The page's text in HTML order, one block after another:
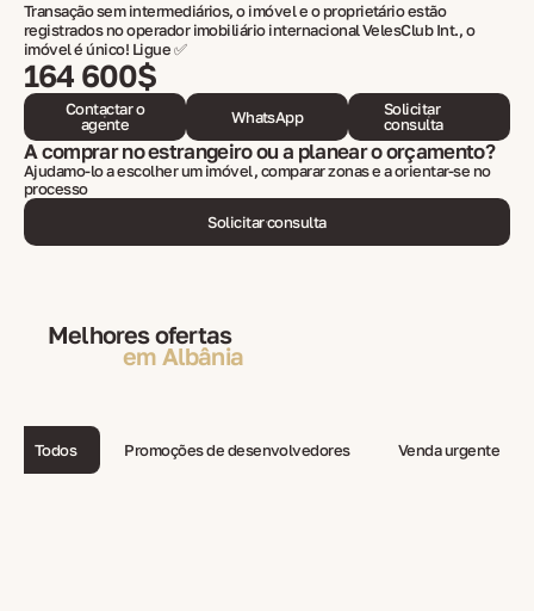
Transação sem intermediários, o imóvel e o proprietário estão
registrados no operador imobiliário internacional VelesClub Int., o
imóvel é único! Ligue ✅
164 600$
Contactar o
agente
WhatsApp
Solicitar
consulta
A comprar no estrangeiro ou a planear o orçamento?
Ajudamo-lo a escolher um imóvel, comparar zonas e a orientar-se no
processo
Solicitar consulta
Melhores ofertas
em Albânia
Todos Promoções de desenvolvedores Venda urgente